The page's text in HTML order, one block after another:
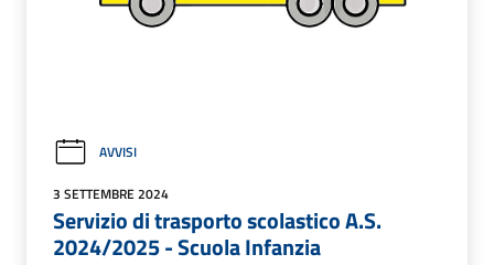
AVVISI
3 SETTEMBRE 2024
Servizio di trasporto scolastico A.S.
2024/2025 - Scuola Infanzia